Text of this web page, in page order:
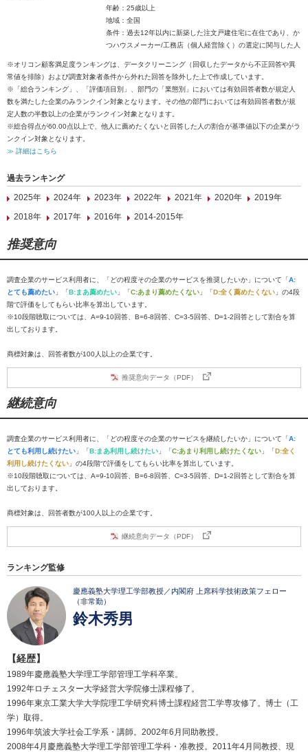
年齢：25歳以上
地域：全国
条件：過去12年以内に新築した注文戸建住宅に在住であり、か
つハウスメーカー/工務店（個人経営除く）の選定に関与した人
※オリコン顧客満足度ランキングは、データクリーニング（回収したデータから不正回答や異
常値を排除）および調査対象者条件から外れた回答を除外した上で作成しています。
※「総合ランキング」、「評価項目別」、部門の「業態別」においては有効回答者数が規定人
数を満たした企業のみランクイン対象となります。その他の部門においては有効回答者数が規
定人数の半数以上の企業がランクイン対象となります。
※総合得点が60.00点以上で、他人に薦めたくないと回答した人の割合が基準値以下の企業がラ
ンクイン対象となります。
≫ 詳細はこちら
過去ランキング
2025年
2024年 2023年 2022年 2021年 2020年
2019年
2018年
2017年 2016年 2014-2015年
推奨意向
調査企業のサービス利用者に、「どの程度その企業のサービスを推奨したいか」について「A:
とても薦めたい 」「B:まあ薦めたい 」「C:あまり薦めたくない 」「D:全く薦めたくない 」の4段
階で評価をしてもらい比率を算出しています。
※10段階聴取については、A=9-10回答、B=6-8回答、C=3-5回答、D=1-2回答として割合を算
出しております。
商標対象は、回答者数が100人以上の企業です。
推奨意向データ（PDF）
継続意向
調査企業のサービス利用者に、「どの程度その企業のサービスを継続したいか」について「A:
とても利用し続けたい 」「B:まあ利用し続けたい 」「C:あまり利用し続けたくない 」「D:全く
利用し続けたくない 」の4段階で評価をしてもらい比率を算出しています。
※10段階聴取については、A=9-10回答、B=6-8回答、C=3-5回答、D=1-2回答として割合を算
出しております。
商標対象は、回答者数が100人以上の企業です。
継続意向データ（PDF）
ランキング監修
慶應義塾大学理工学部教授／内閣府 上席科学技術政策フェロー
（非常勤）
鈴木秀男
【経歴】
1989年慶應義塾大学理工学部管理工学科卒業。
1992年ロチェスター大学経営大学院修士課程修了。
1996年東京工業大学大学院理工学研究科博士課程経営工学専攻修了。博士（工
学）取得。
1996年筑波大学社会工学系・講師。2002年6月同助教授。
2008年4月慶應義塾大学理工学部管理工学科・准教授。2011年4月同教授、現